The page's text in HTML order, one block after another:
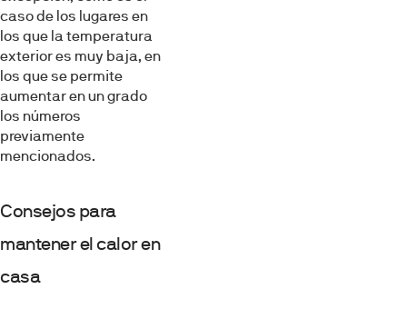
caso de los lugares en
los que la temperatura
exterior es muy baja, en
los que se permite
aumentar en un grado
los números
previamente
mencionados.
Consejos para
mantener el calor en
casa